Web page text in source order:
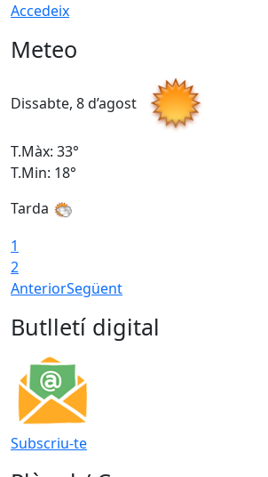
Accedeix
Meteo
Dissabte, 8 d’agost
T.Màx: 33°
T.Min: 18°
Tarda
1
2
AnteriorSegüent
Butlletí digital
Subscriu-te